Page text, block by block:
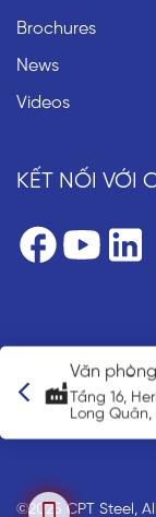
Brochures
News
Videos
KẾT NỐI VỚI
Văn
Tầng 16,
Long Quân,
©2025 CPT Steel,